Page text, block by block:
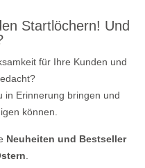
Startlöchern! Und
für Ihre Kunden und
in Erinnerung bringen und
können.
Neuheiten und Bestseller